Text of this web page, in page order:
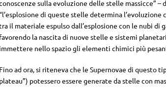
sulla evoluzione delle stelle massicce” –
di queste stelle determina
tra il materiale espulso dall’esplosione con le nubi di
favorendo la nascita di nuove stelle e sistemi
immettere nello spazio gli elementi chimici più
Fino ad ora, si riteneva che le Supernovae di questo
plateau”) potessero essere generate da stelle con